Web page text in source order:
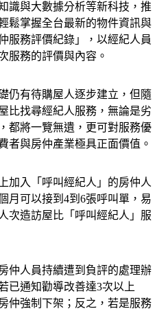
識與大數據分析等新科技，推
鬆掌握全台最新的物件資訊與
服務評價紀錄」，以經紀人員
服務的評價與內容。
仍有待購屋人逐步建立，但隨
比找尋經紀人服務，無論是劣
都將一覽無遺，更可對服務優
者與房仲產業極具正面價值。
加入「呼叫經紀人」的房仲人
月可以接到4到6張呼叫單，易
次造訪屋比「呼叫經紀人」服
仲人員持續遭到負評的處理辦
已通知勸導改善達3次以上
仲強制下架；反之，若是服務